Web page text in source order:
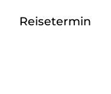
Reisetermin